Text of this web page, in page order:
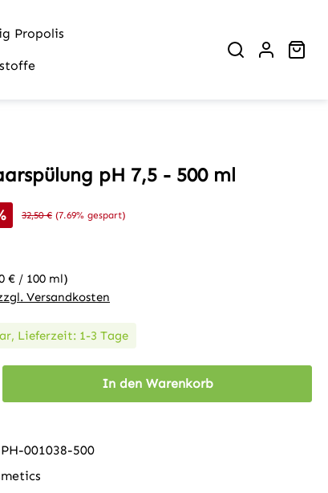
Propolis
pH 7,5 - 500 ml
Regulärer Preis:
32,50 € (7.69% gespart)
€ / 100 ml)
Versandkosten
Lieferzeit: 1-3 Tage
Gib den gewünschten Wert
In den Warenkorb
PH-001038-500